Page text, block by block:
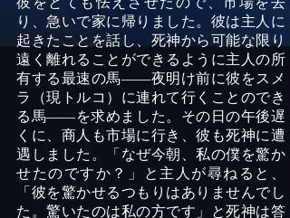
り、急いで家に帰りました。彼は主人に
起きたことを話し、死神から可能な限り
遠く離れることができるように主人の所
有する最速の馬――夜明け前に彼をスメ
ラ（現トルコ）に連れて行くことのでき
る馬――を求めました 。その日の午後遅
くに、商人も市場に行き、彼も死神に遭
遇しました。「なぜ今朝、私の僕を驚か
せたのですか？」と主人が尋ねると、
「彼を驚かせるつもりはありませんでし
た。驚いたのは私の方です」と死神は答